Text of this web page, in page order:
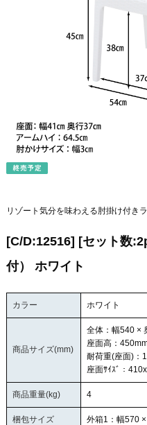
リゾート気分を味わえる肘掛け付き
[C/D:12516] [セット数
付） ホワイト
カラー ホワイト
商品サイズ(mm)
全体：幅540 ×
座面高：
耐荷重(座面)：
座面ｻｲｽﾞ：
商品重量(kg) 4
梱包サイズ 外箱1：幅570